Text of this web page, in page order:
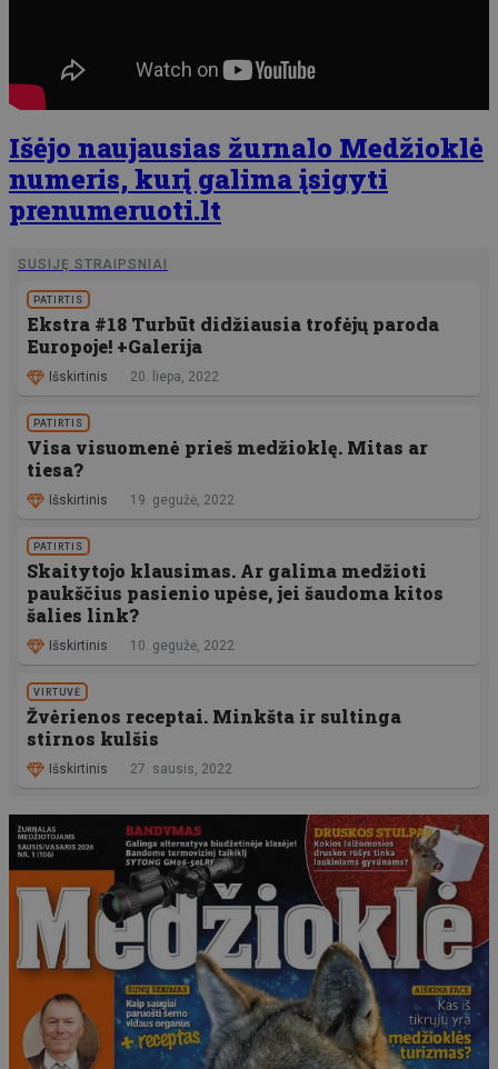
Išėjo naujausias žurnalo Medžioklė
numeris, kurį galima įsigyti
prenumeruoti.lt
SUSIJĘ STRAIPSNIAI
PATIRTIS
Ekstra #18 Turbūt didžiausia trofėjų paroda
Europoje! +Galerija
Išskirtinis 20. liepa, 2022
PATIRTIS
Visa visuomenė prieš medžioklę. Mitas ar
tiesa?
Išskirtinis 19. gegužė, 2022
PATIRTIS
Skaitytojo klausimas. Ar galima medžioti
paukščius pasienio upėse, jei šaudoma kitos
šalies link?
Išskirtinis 10. gegužė, 2022
VIRTUVĖ
Žvėrienos receptai. Minkšta ir sultinga
stirnos kulšis
Išskirtinis 27. sausis, 2022